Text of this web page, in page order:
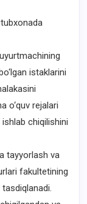
istaklarini
o‘quv rejalari
chiqilishini
tayyorlash va
fakultetining
tasdiqlanadi.